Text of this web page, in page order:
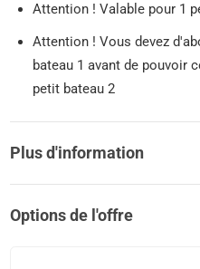
Attention ! Valable pour 1
Attention ! Vous devez
bateau 1 avant de pouvoir
petit bateau 2
Plus d'information
Options de l'offre